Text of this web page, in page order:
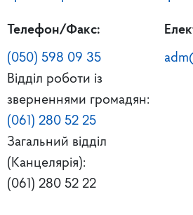
Телефон/Факс:
(050) 598 09 35
Відділ роботи із
зверненнями громадян:
(061) 280 52 25
Загальний відділ
(Канцелярія):
(061) 280 52 22